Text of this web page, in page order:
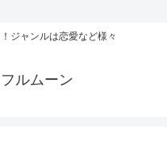
ジャンルは恋愛など様々
ルムーン